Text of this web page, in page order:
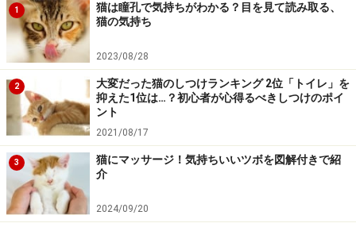
まず最初にガイドが唖然としたのは、一流ブランドとし
て流通しているペットフードのすべては、それぞれのブ
ランドの自社工場で製造されていなかったということで
す。
各メーカーは、創意工夫を凝らしたフードを宣伝販売し
ていますが、それらが他メーカーの商品と同じ工場で製
造されていたと知り、驚きを隠せません。
それぞれのフードメーカーはライバルではないのでしょ
うか？
同じ工場で製造されているということは、ブランド名と
1
猫は瞳孔で気持ちがわかる？目を見て読み取る、
猫の気持ち
2023/08/28
2
大変だった猫のしつけランキング 2位「トイレ」を
抑えた1位は…？初心者が心得るべきしつけのポイ
ント
2021/08/17
3
猫にマッサージ！気持ちいいツボを図解付きで紹
介
2024/09/20